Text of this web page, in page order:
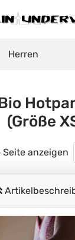
Herren
(Größe
Seite anzeigen